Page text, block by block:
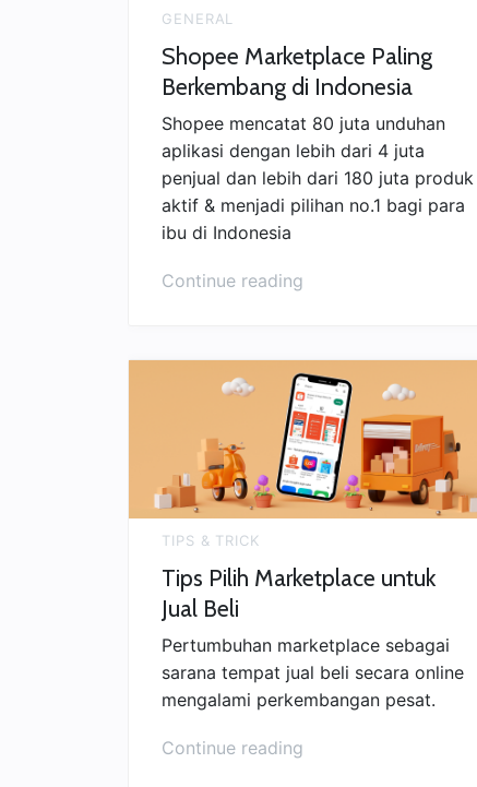
GENERAL
Shopee Marketplace Paling
Berkembang di Indonesia
Shopee mencatat 80 juta unduhan
aplikasi dengan lebih dari 4 juta
penjual dan lebih dari 180 juta produk
aktif & menjadi pilihan no.1 bagi para
ibu di Indonesia
Continue reading
Berkembang
di
Indonesia”
TIPS & TRICK
Tips Pilih Marketplace untuk
Jual Beli
Pertumbuhan marketplace sebagai
sarana tempat jual beli secara online
mengalami perkembangan pesat.
Continue reading